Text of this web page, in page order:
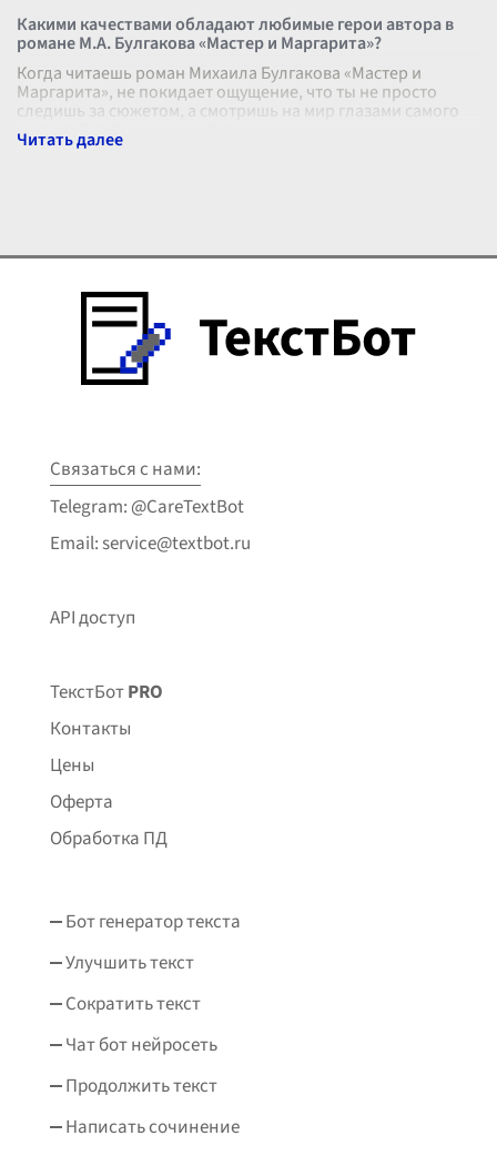
Какими качествами обладают любимые герои автора в
романе М.А. Булгакова «Мастер и Маргарита»?
Когда читаешь роман Михаила Булгакова «Мастер и
Маргарита», не покидает ощущение, что ты не просто
следишь за сюжетом, а смотришь на мир глазами самого
автора. Булгаков — писатель
Связаться с нами:
Telegram: @CareTextBot
Email: service@textbot.ru
API доступ
ТекстБотPRO
Контакты
Цены
Оферта
Обработка ПД
Бот генератор текста
Улучшить текст
Сократить текст
Чат бот нейросеть
Продолжить текст
Написать сочинение